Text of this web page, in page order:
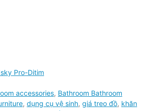
Pro-Ditim
accessories, Bathroom Bathroom
, dụng cụ vệ sinh, giá treo đồ, khăn